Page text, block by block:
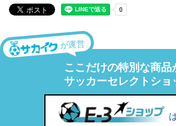
が運営
ここだけの特別な商品
サッカーセレクトショ